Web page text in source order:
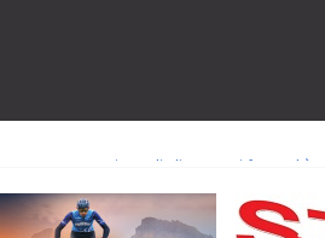
Gallis. Signorelli 5^ la migliore tra gli italiani
di una leggendaria storia